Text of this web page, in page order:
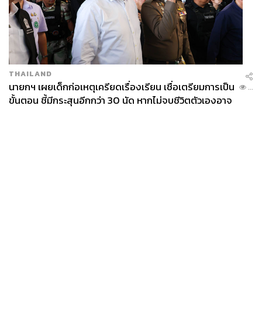
THAILAND
นายกฯ เผยเด็กก่อเหตุเครียดเรื่องเรียน เชื่อเตรียมการเป็น
ขั้นตอน ชี้มีกระสุนอีกกว่า 30 นัด หากไม่จบชีวิตตัวเองอาจ
...